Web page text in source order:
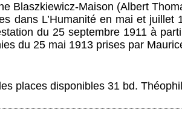
Blaszkiewicz-Maison (Albert
dans L’Humanité en mai et
du 25 septembre 1911 à
du 25 mai 1913 prises par
places disponibles 31 bd.